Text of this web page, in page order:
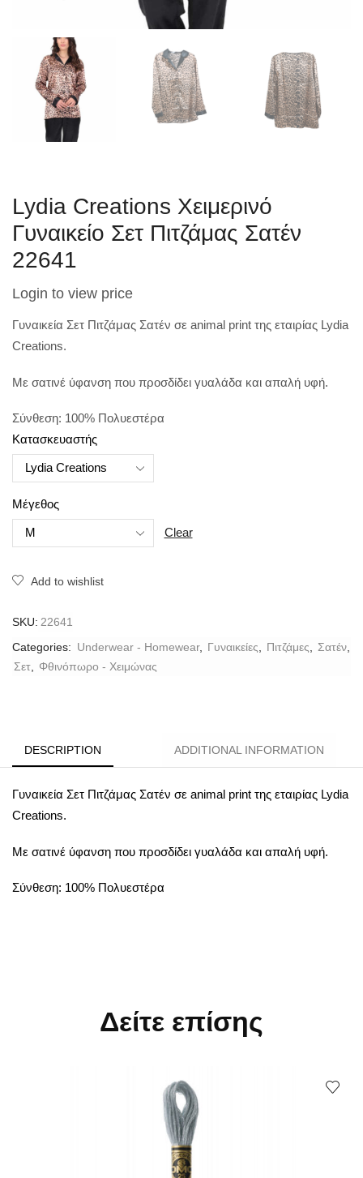
Lydia Creations Χειμερινό
Γυναικείο Σετ Πιτζάμας Σατέν
22641
Login to view price
Γυναικεία Σετ Πιτζάμας Σατέν σε animal print της εταιρίας Lydia
Creations.
Με σατινέ ύφανση που προσδίδει γυαλάδα και απαλή υφή.
Σύνθεση: 100% Πολυεστέρα
Κατασκευαστής
Μέγεθος
Clear
Add to wishlist
SKU: 22641
Categories: Underwear - Homewear, Γυναικείες, Πιτζάμες, Σατέν,
Σετ, Φθινόπωρο - Χειμώνας
DESCRIPTION ADDITIONAL INFORMATION
Γυναικεία Σετ Πιτζάμας Σατέν σε animal print της εταιρίας Lydia
Creations.
Με σατινέ ύφανση που προσδίδει γυαλάδα και απαλή υφή.
Σύνθεση: 100% Πολυεστέρα
Δείτε επίσης